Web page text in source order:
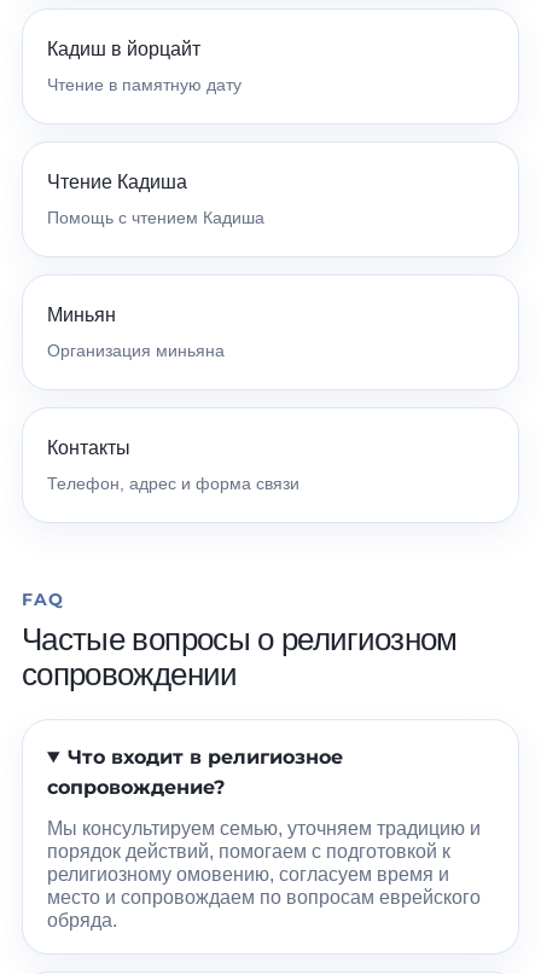
Кадиш в йорцайт
Чтение в памятную дату
Чтение Кадиша
Помощь с чтением Кадиша
Миньян
Организация миньяна
Контакты
Телефон, адрес и форма связи
FAQ
Частые вопросы о религиозном
сопровождении
Что входит в религиозное
сопровождение?
Мы консультируем семью, уточняем традицию и
порядок действий, помогаем с подготовкой к
религиозному омовению, согласуем время и
место и сопровождаем по вопросам еврейского
обряда.